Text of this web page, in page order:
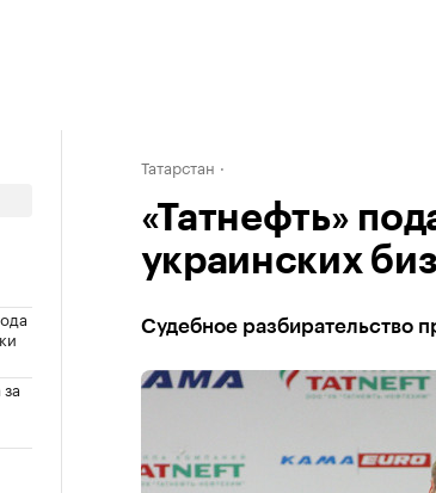
Татарстан
«Татнефть»
украинских
Судебное разбирательство